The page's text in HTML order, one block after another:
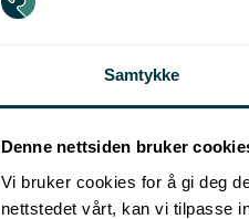
Samtykke
Denne nettsiden bruker
Vi bruker cookies for å gi deg
nettstedet vårt, kan vi tilpasse